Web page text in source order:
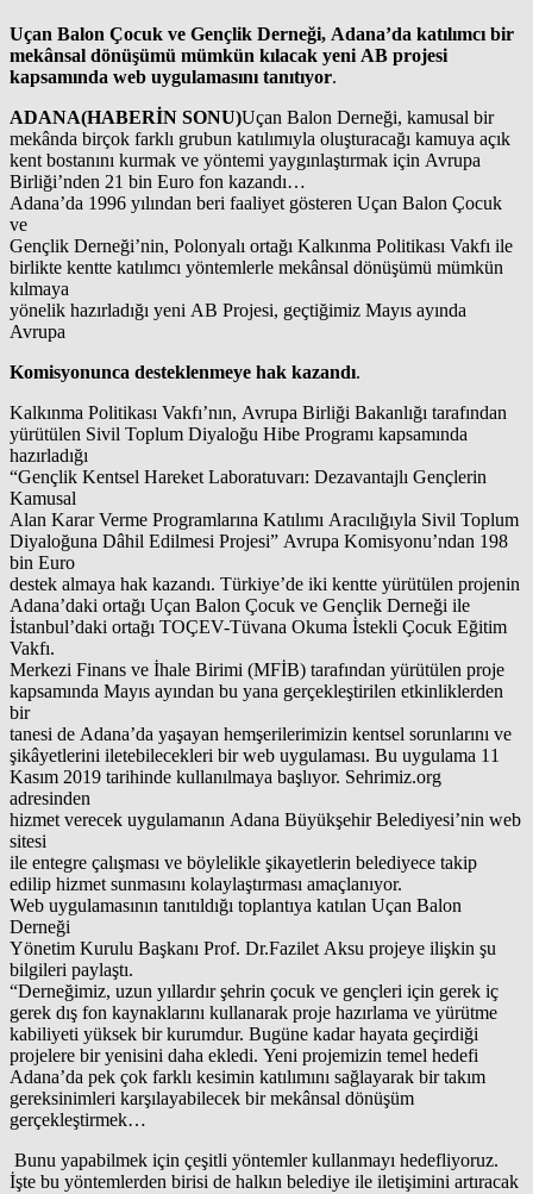
Uçan Balon Çocuk ve Gençlik Derneği, Adana’da katılımcı bir
mekânsal dönüşümü mümkün kılacak yeni AB projesi
kapsamında web uygulamasını tanıtıyor.
ADANA(HABERİN SONU)Uçan Balon Derneği, kamusal bir
mekânda birçok farklı grubun katılımıyla oluşturacağı kamuya açık
kent bostanını kurmak ve yöntemi yaygınlaştırmak için Avrupa
Birliği’nden 21 bin Euro fon kazandı…
Adana’da 1996 yılından beri faaliyet gösteren Uçan Balon Çocuk
ve
Gençlik Derneği’nin, Polonyalı ortağı Kalkınma Politikası Vakfı ile
birlikte kentte katılımcı yöntemlerle mekânsal dönüşümü mümkün
kılmaya
yönelik hazırladığı yeni AB Projesi, geçtiğimiz Mayıs ayında
Avrupa
Komisyonunca desteklenmeye hak kazandı.
Kalkınma Politikası Vakfı’nın, Avrupa Birliği Bakanlığı tarafından
yürütülen Sivil Toplum Diyaloğu Hibe Programı kapsamında
hazırladığı
“Gençlik Kentsel Hareket Laboratuvarı: Dezavantajlı Gençlerin
Kamusal
Alan Karar Verme Programlarına Katılımı Aracılığıyla Sivil Toplum
Diyaloğuna Dâhil Edilmesi Projesi” Avrupa Komisyonu’ndan 198
bin Euro
destek almaya hak kazandı. Türkiye’de iki kentte yürütülen projenin
Adana’daki ortağı Uçan Balon Çocuk ve Gençlik Derneği ile
İstanbul’daki ortağı TOÇEV-Tüvana Okuma İstekli Çocuk Eğitim
Vakfı.
Merkezi Finans ve İhale Birimi (MFİB) tarafından yürütülen proje
kapsamında Mayıs ayından bu yana gerçekleştirilen etkinliklerden
bir
tanesi de Adana’da yaşayan hemşerilerimizin kentsel sorunlarını ve
şikâyetlerini iletebilecekleri bir web uygulaması. Bu uygulama 11
Kasım 2019 tarihinde kullanılmaya başlıyor. Sehrimiz.org
adresinden
hizmet verecek uygulamanın Adana Büyükşehir Belediyesi’nin web
sitesi
ile entegre çalışması ve böylelikle şikayetlerin belediyece takip
edilip hizmet sunmasını kolaylaştırması amaçlanıyor.
Web uygulamasının tanıtıldığı toplantıya katılan Uçan Balon
Derneği
Yönetim Kurulu Başkanı Prof. Dr.Fazilet Aksu projeye ilişkin şu
bilgileri paylaştı.
“Derneğimiz, uzun yıllardır şehrin çocuk ve gençleri için gerek iç
gerek dış fon kaynaklarını kullanarak proje hazırlama ve yürütme
kabiliyeti yüksek bir kurumdur. Bugüne kadar hayata geçirdiği
projelere bir yenisini daha ekledi. Yeni projemizin temel hedefi
Adana’da pek çok farklı kesimin katılımını sağlayarak bir takım
gereksinimleri karşılayabilecek bir mekânsal dönüşüm
gerçekleştirmek…
Bunu yapabilmek için çeşitli yöntemler kullanmayı hedefliyoruz.
İşte bu yöntemlerden birisi de halkın belediye ile iletişimini artıracak